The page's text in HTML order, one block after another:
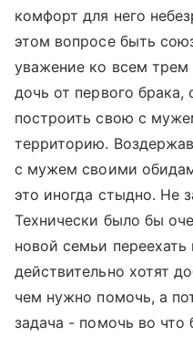
комфорт для него
этом вопросе быть
уважение ко всем
дочь от первого брака,
построить свою с
территорию.
с мужем своими
это иногда стыдно. Не
Технически было бы
новой семьи переехать
действительно хотят
чем нужно помочь, а
задача - помочь во что